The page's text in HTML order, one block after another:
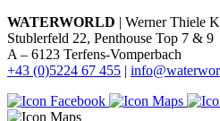
WATERWORLD | Werner Thiele
Stublerfeld 22, Penthouse Top 7 & 9
A – 6123 Terfens-Vomperbach
+43 (0)5224 67 455 |